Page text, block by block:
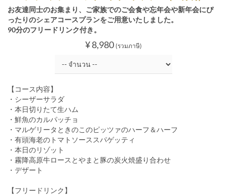
お友達同士のお集まり、ご家族でのご会食や忘年会や新年会にぴ
ったりのシェアコースプランをご用意いたしました。
90分のフリードリンク付き。
¥ 8,980 (รวมภาษี)
【コース内容】
・シーザーサラダ
・本日切りたて生ハム
・鮮魚のカルパッチョ
・マルゲリータときのこのピッツァのハーフ＆ハーフ
・有頭海老のトマトソーススパゲッティ
・本日のリゾット
・霧降高原牛ロースとやまと豚の炭火焼盛り合わせ
・デザート
【フリードリンク】